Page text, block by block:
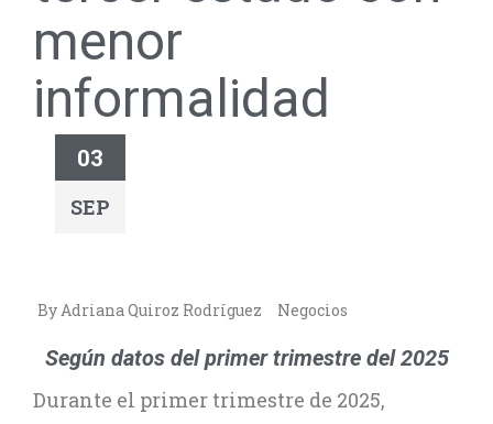
menor
informalidad
03
SEP
By Adriana Quiroz Rodríguez Negocios
Según datos del primer trimestre del 2025
Durante el primer trimestre de 2025,